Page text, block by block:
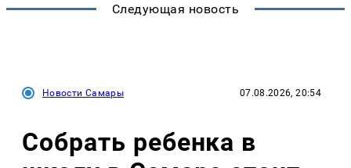
Следующая новость
Новости Самары 07.08.2026, 20:54
Собрать ребенка в